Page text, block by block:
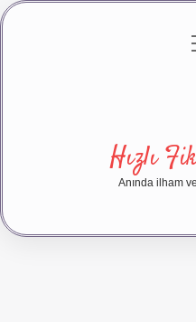
Gizlilik
Hızlı
Anında ilham